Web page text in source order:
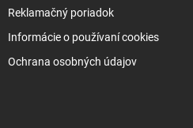
Reklamačný poriadok
Informácie o používaní cookies
Ochrana osobných údajov